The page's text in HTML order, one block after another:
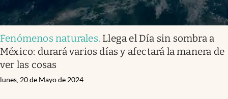
Fenómenos naturales. Llega el Día sin sombra a
México: durará varios días y afectará la manera de
ver las cosas
lunes, 20 de Mayo de 2024